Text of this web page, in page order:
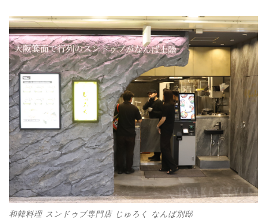
和韓料理 スンドゥブ専門店 じゅろく なんば別邸